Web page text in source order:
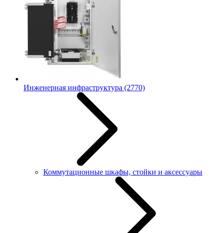
Инженерная инфраструктура (2770)
Коммутационные шкафы, стойки и аксессуары